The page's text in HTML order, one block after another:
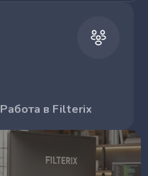
Работа в Filterix